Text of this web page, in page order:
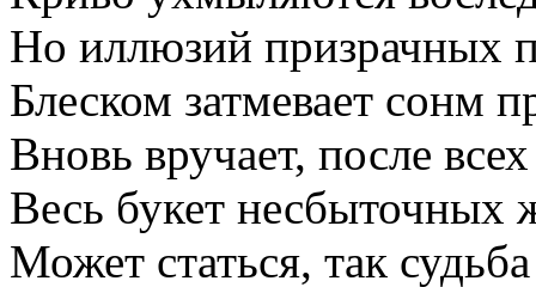
Но иллюзий призрачных
Блеском затмевает сонм
Вновь вручает, после
Весь букет несбыточных
Может статься, так